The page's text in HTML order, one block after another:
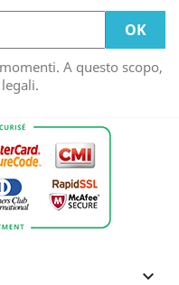
A questo scopo,
